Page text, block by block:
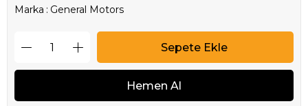
Marka : General Motors